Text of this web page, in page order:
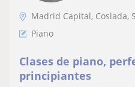
Madrid Capital, Coslada,
Piano
Clases de piano,
principiantes